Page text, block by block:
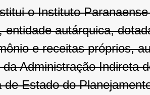
o Instituto
entidade autárquica,
e receitas próprios,
Administração Indireta
de Estado do